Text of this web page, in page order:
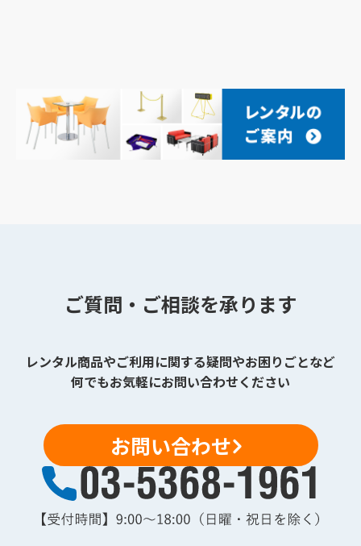
ご質問・ご相談を承ります
レンタル商品やご利用に関する疑問やお困りごとなど
何でもお気軽にお問い合わせください
お問い合わせ